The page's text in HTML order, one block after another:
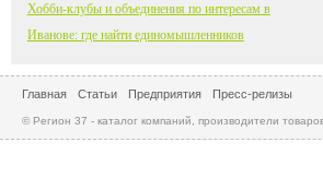
Хобби-клубы и объединения по интересам в
Иванове: где найти единомышленников
Главная Статьи Предприятия Пресс-релизы
© Регион 37 - каталог компаний, производители